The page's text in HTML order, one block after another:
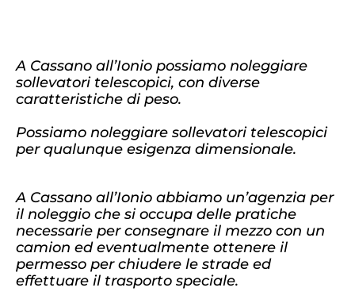
A Cassano all’Ionio possiamo noleggiare
sollevatori telescopici, con diverse
caratteristiche di peso.
Possiamo noleggiare sollevatori telescopici
per qualunque esigenza dimensionale.
A Cassano all’Ionio abbiamo un’agenzia per
il noleggio che si occupa delle pratiche
necessarie per consegnare il mezzo con un
camion ed eventualmente ottenere il
permesso per chiudere le strade ed
effettuare il trasporto speciale.